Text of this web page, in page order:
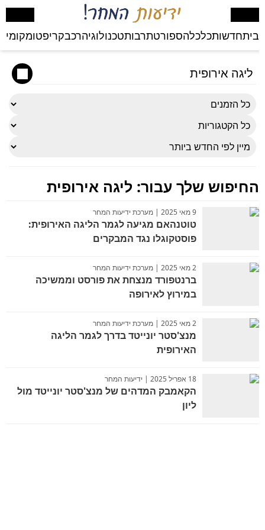
ביתחדשותכלכלהספורטתרבותטכנולוגיהרכבקריפטומקומי
החיפוש שלך עבור: ליגה אירופית
9 מאי 2025 | מערכת ידיעות המחר
טוטנהאם מגיעה לגמר הליגה האירופית:
פוסטקוגלו נגד המבקרים
2 מאי 2025 | מערכת ידיעות המחר
ברנטפורד מנצחת את פורסט וממשיכה
במירוץ לאירופה
2 מאי 2025 | מערכת ידיעות המחר
מנצ'סטר יונייטד בדרך לגמר הליגה
האירופית
18 אפריל 2025 | ידיעות המחר
הקאמבק המדהים של מנצ'סטר יונייטד מול
ליון